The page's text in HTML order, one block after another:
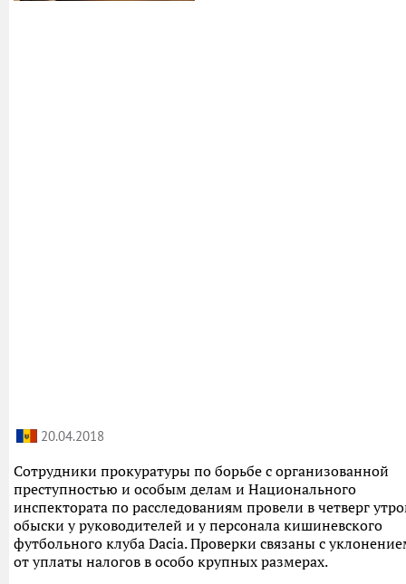
20.04.2018
Сотрудники прокуратуры по борьбе с организованной
преступностью и особым делам и Национального
инспектората по расследованиям провели в четверг
обыски у руководителей и у персонала кишиневского
футбольного клуба Dacia. Проверки связаны с
от уплаты налогов в особо крупных размерах.